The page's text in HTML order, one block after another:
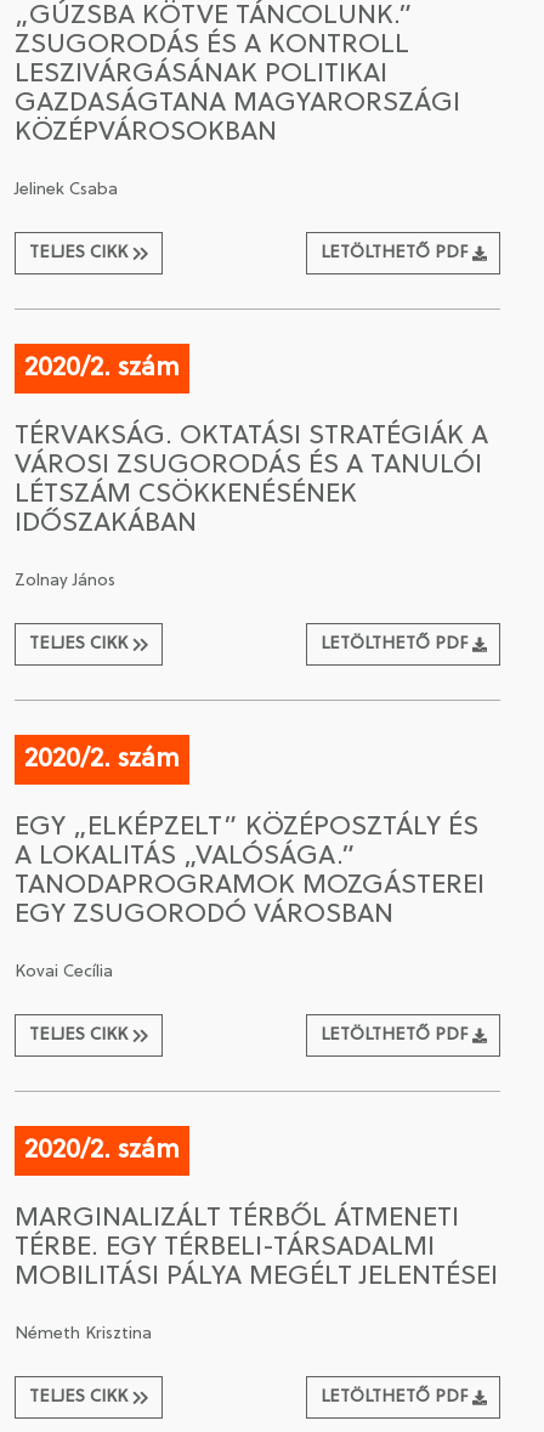
„GÚZSBA KÖTVE TÁNCOLUNK.”
ZSUGORODÁS ÉS A KONTROLL
LESZIVÁRGÁSÁNAK POLITIKAI
GAZDASÁGTANA MAGYARORSZÁGI
KÖZÉPVÁROSOKBAN
Jelinek Csaba
TELJES CIKK LETÖLTHETŐ PDF
2020/2. szám
TÉRVAKSÁG. OKTATÁSI STRATÉGIÁK A
VÁROSI ZSUGORODÁS ÉS A TANULÓI
LÉTSZÁM CSÖKKENÉSÉNEK
IDŐSZAKÁBAN
Zolnay János
TELJES CIKK LETÖLTHETŐ PDF
2020/2. szám
EGY „ELKÉPZELT” KÖZÉPOSZTÁLY ÉS
A LOKALITÁS „VALÓSÁGA.”
TANODAPROGRAMOK MOZGÁSTEREI
EGY ZSUGORODÓ VÁROSBAN
Kovai Cecília
TELJES CIKK LETÖLTHETŐ PDF
2020/2. szám
MARGINALIZÁLT TÉRBŐL ÁTMENETI
TÉRBE. EGY TÉRBELI-TÁRSADALMI
MOBILITÁSI PÁLYA MEGÉLT JELENTÉSEI
Németh Krisztina
TELJES CIKK LETÖLTHETŐ PDF